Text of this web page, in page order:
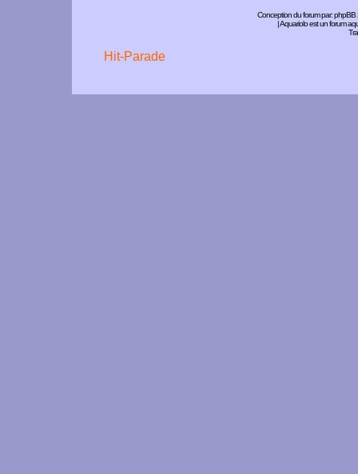
Conception du forum par:phpBB
| Aquariolo est un forum